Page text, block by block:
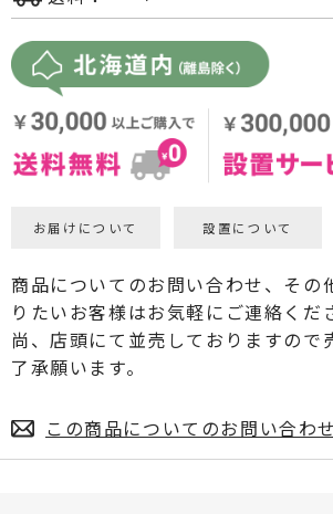
お届けについて 設置について
商品についてのお問い合わせ、その
りたいお客様はお気軽にご連絡くだ
尚、店頭にて並売しておりますので
了承願います。
この商品についてのお問い合わせ